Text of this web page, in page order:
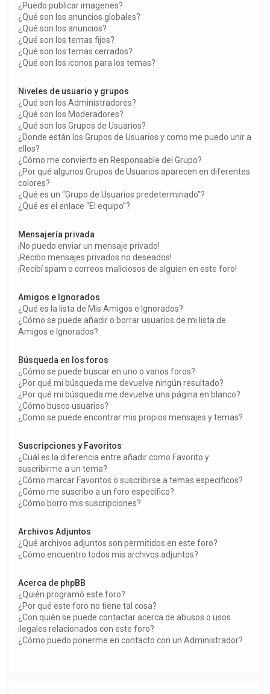
¿Puedo publicar imagenes?
¿Qué son los anuncios globales?
¿Qué son los anuncios?
¿Qué son los temas fijos?
¿Qué son los temas cerrados?
¿Qué son los iconos para los temas?
Niveles de usuario y grupos
¿Qué son los Administradores?
¿Qué son los Moderadores?
¿Qué son los Grupos de Usuarios?
¿Donde están los Grupos de Usuarios y como me puedo unir a
ellos?
¿Cómo me convierto en Responsable del Grupo?
¿Por qué algunos Grupos de Usuarios aparecen en diferentes
colores?
¿Qué es un “Grupo de Usuarios predeterminado”?
¿Qué es el enlace “El equipo”?
Mensajería privada
¡No puedo enviar un mensaje privado!
¡Recibo mensajes privados no deseados!
¡Recibí spam o correos maliciosos de alguien en este foro!
Amigos e Ignorados
¿Qué es la lista de Mis Amigos e Ignorados?
¿Cómo se puede añadir o borrar usuarios de mi lista de
Amigos e Ignorados?
Búsqueda en los foros
¿Cómo se puede buscar en uno o varios foros?
¿Por qué mi búsqueda me devuelve ningún resultado?
¿Por qué mi búsqueda me devuelve una página en blanco?
¿Cómo busco usuarios?
¿Como se puede encontrar mis propios mensajes y temas?
Suscripciones y Favoritos
¿Cuál es la diferencia entre añadir como Favorito y
suscribirme a un tema?
¿Cómo marcar Favoritos o suscribirse a temas específicos?
¿Cómo me suscribo a un foro específico?
¿Cómo borro mis suscripciones?
Archivos Adjuntos
¿Qué archivos adjuntos son permitidos en este foro?
¿Cómo encuentro todos mis archivos adjuntos?
Acerca de phpBB
¿Quién programó este foro?
¿Por qué este foro no tiene tal cosa?
¿Con quién se puede contactar acerca de abusos o usos
ilegales relacionados con este foro?
¿Cómo puedo ponerme en contacto con un Administrador?